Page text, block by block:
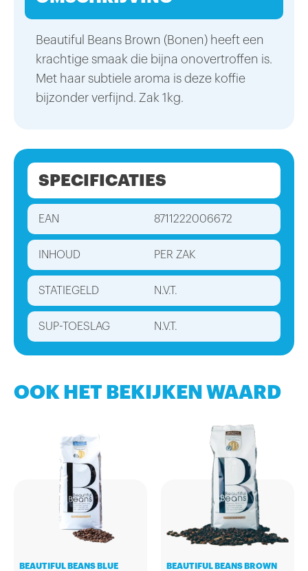
Beautiful Beans Brown (Bonen) heeft een
krachtige smaak die bijna onovertroffen is.
Met haar subtiele aroma is deze koffie
bijzonder verfijnd. Zak 1kg.
SPECIFICATIES
EAN 8711222006672
INHOUD PER ZAK
STATIEGELD N.V.T.
SUP-TOESLAG N.V.T.
OOK HET BEKIJKEN WAARD
BEAUTIFUL BEANS BLUE
BEAUTIFUL BEANS BROWN